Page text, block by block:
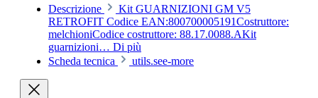
Descrizione
Kit GUARNIZIONI GM V5
RETROFIT Codice EAN:800700005191Costruttore:
melchioniCodice costruttore: 88.17.0088.AKit
guarnizioni… Di più
Scheda tecnica
utils.see-more